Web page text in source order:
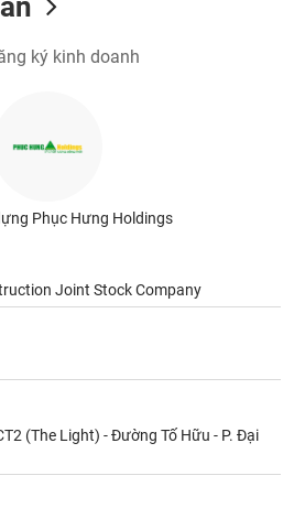
ký kinh doanh
Phục Hưng Holdings
Joint Stock Company
(The Light) - Đường Tố Hữu - P. Đại